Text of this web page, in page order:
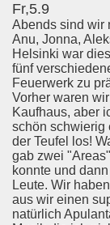
Fr,5.9
Abends sind wir
Anu, Jonna,
Helsinki war
fünf
Feuerwerk zu
Vorher waren
Kaufhaus, aber
schön schwierig
der Teufel los!
gab zwei
konnte und
Leute. Wir
aus wir einen
natürlich